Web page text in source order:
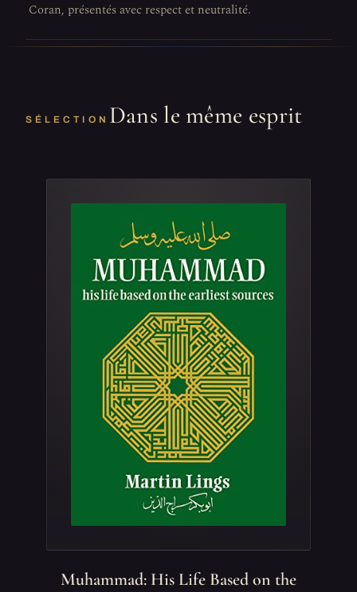
Coran, présentés avec respect et neutralité.
SÉLECTION Dans le même esprit
Muhammad: His Life Based on the